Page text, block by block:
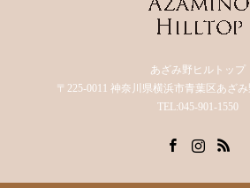
あざみ野ヒルトップ
〒225-0011 神奈川県横浜市青葉区あざ
TEL:045-901-1550